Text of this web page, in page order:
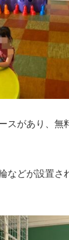
スがあり、無
などが設置さ